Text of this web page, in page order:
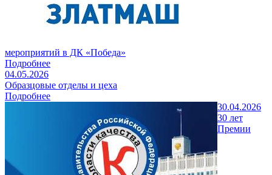
мероприятий в ДК «Победа»
Подробнее
04.05.2026
Образцовые отделы и цеха
Подробнее
30.04.2026
30 лет
Премии